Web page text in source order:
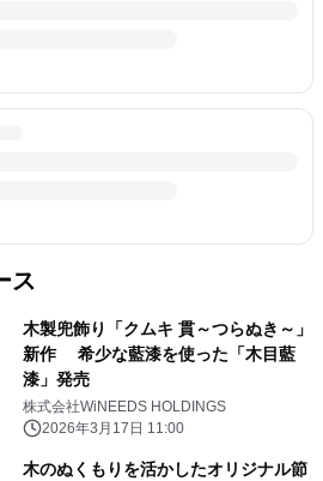
ス
木製兜飾り「クムキ 貫～つらぬき～」
新作 希少な藍漆を使った「木目藍
漆」発売
株式会社WiNEEDS HOLDINGS
2026年3月17日 11:00
木のぬくもりを活かしたオリジナル節